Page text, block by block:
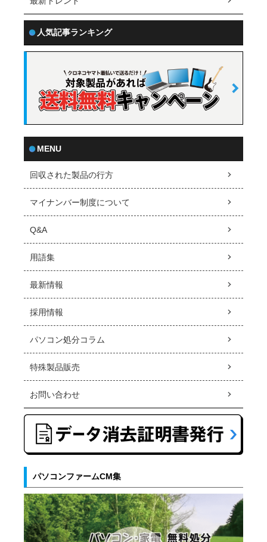
人気記事ランキング
MENU
回収された製品の行方
マイナンバー制度について
Q&A
用語集
最新情報
採用情報
パソコン処分コラム
特殊製品販売
お問い合わせ
パソコンファームCM集